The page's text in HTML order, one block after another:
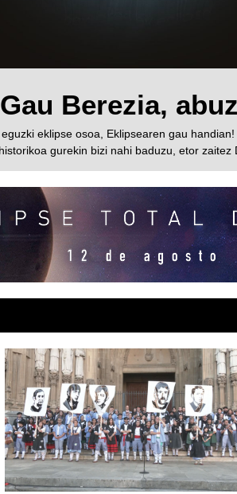
Berezia,
eklipse osoa, Eklipsearen gau
gurekin bizi nahi baduzu, etor zaitez